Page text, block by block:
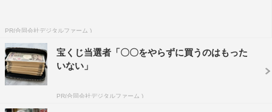
PR(合同会社デジタルファーム )
宝くじ当選者「〇〇をやらずに買うのはもった
いない」
PR(合同会社デジタルファーム )